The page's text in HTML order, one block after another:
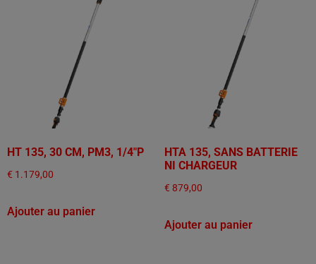
HT 135, 30 CM, PM3, 1/4"P
€ 1.179,00
Ajouter au panier
HTA 135, SANS BATTERIE
NI CHARGEUR
€ 879,00
Ajouter au panier